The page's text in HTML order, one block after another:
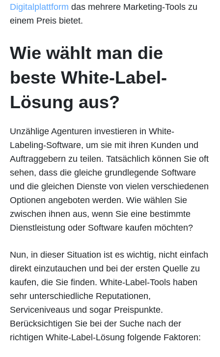
Digitalplattform das mehrere Marketing-Tools zu
einem Preis bietet.
Wie wählt man die
beste White-Label-
Lösung aus?
Unzählige Agenturen investieren in White-
Labeling-Software, um sie mit ihren Kunden und
Auftraggebern zu teilen. Tatsächlich können Sie oft
sehen, dass die gleiche grundlegende Software
und die gleichen Dienste von vielen verschiedenen
Optionen angeboten werden. Wie wählen Sie
zwischen ihnen aus, wenn Sie eine bestimmte
Dienstleistung oder Software kaufen möchten?
Nun, in dieser Situation ist es wichtig, nicht einfach
direkt einzutauchen und bei der ersten Quelle zu
kaufen, die Sie finden. White-Label-Tools haben
sehr unterschiedliche Reputationen,
Serviceniveaus und sogar Preispunkte.
Berücksichtigen Sie bei der Suche nach der
richtigen White-Label-Lösung folgende Faktoren: